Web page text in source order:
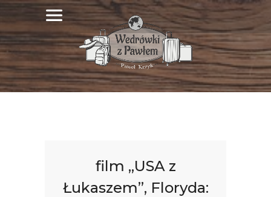
film „USA z
Łukaszem”, Floryda: